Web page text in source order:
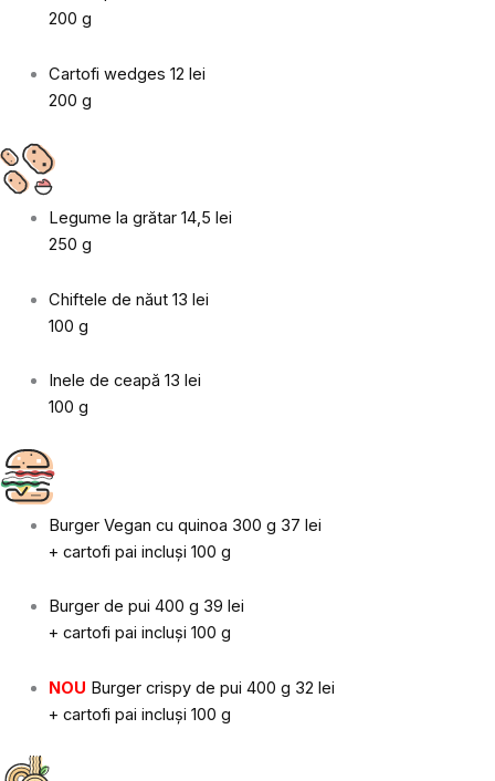
200 g
Cartofi wedges 12 lei
200 g
Legume la grătar 14,5 lei
250 g
Chiftele de năut 13 lei
100 g
Inele de ceapă 13 lei
100 g
Burger Vegan cu quinoa 300 g 37 lei
+ cartofi pai incluși 100 g
Burger de pui 400 g 39 lei
+ cartofi pai incluși 100 g
NOU Burger crispy de pui 400 g 32 lei
+ cartofi pai incluși 100 g